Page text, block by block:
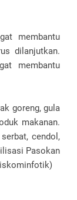
membantu
dilanjutkan.
membantu
goreng, gula
makanan.
cendol,
Pasokan